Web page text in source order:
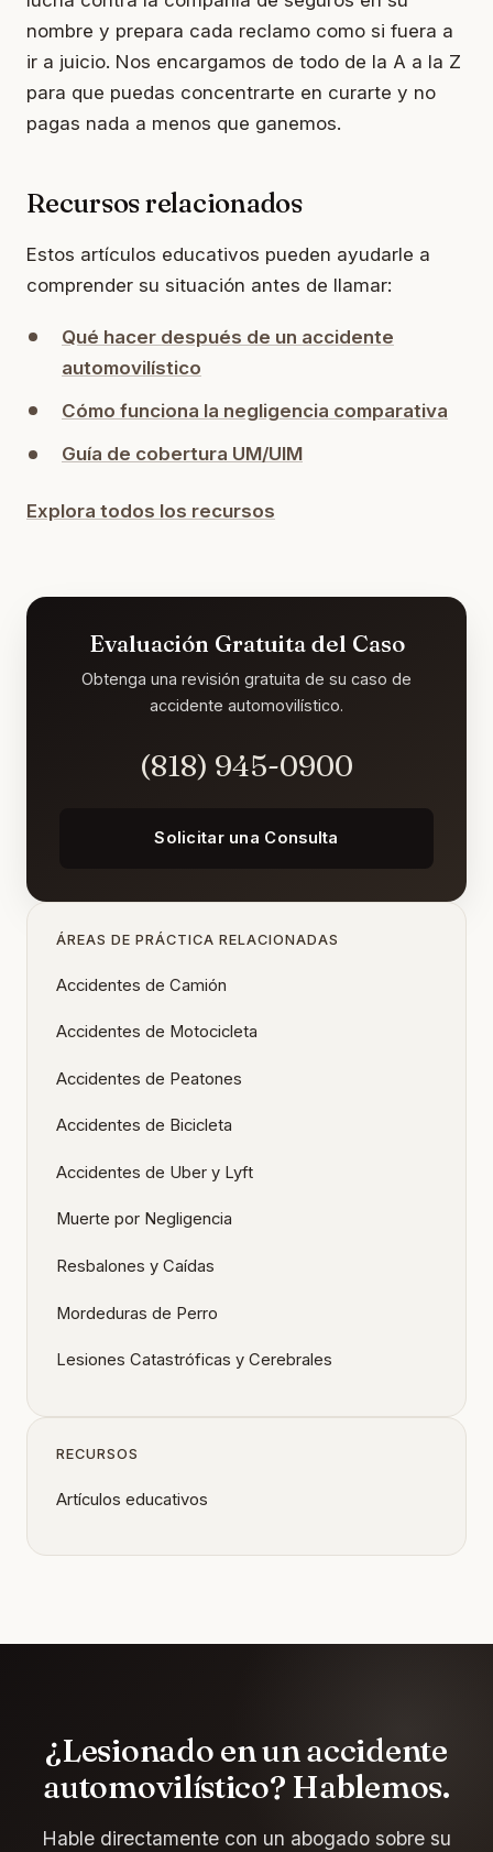
nombre y prepara cada reclamo como si fuera a
ir a juicio. Nos encargamos de todo de la A a la Z
para que puedas concentrarte en curarte y no
pagas nada a menos que ganemos.
Recursos relacionados
Estos artículos educativos pueden ayudarle a
comprender su situación antes de llamar:
Qué hacer después de un accidente
automovilístico
Cómo funciona la negligencia comparativa
Guía de cobertura UM/UIM
Explora todos los recursos
Evaluación Gratuita del Caso
Obtenga una revisión gratuita de su caso de
accidente automovilístico.
(818) 945-0900
Solicitar una Consulta
ÁREAS DE PRÁCTICA RELACIONADAS
Accidentes de Camión
Accidentes de Motocicleta
Accidentes de Peatones
Accidentes de Bicicleta
Accidentes de Uber y Lyft
Muerte por Negligencia
Resbalones y Caídas
Mordeduras de Perro
Lesiones Catastróficas y Cerebrales
RECURSOS
Artículos educativos
¿Lesionado en un accidente
automovilístico? Hablemos.
Hable directamente con un abogado sobre su